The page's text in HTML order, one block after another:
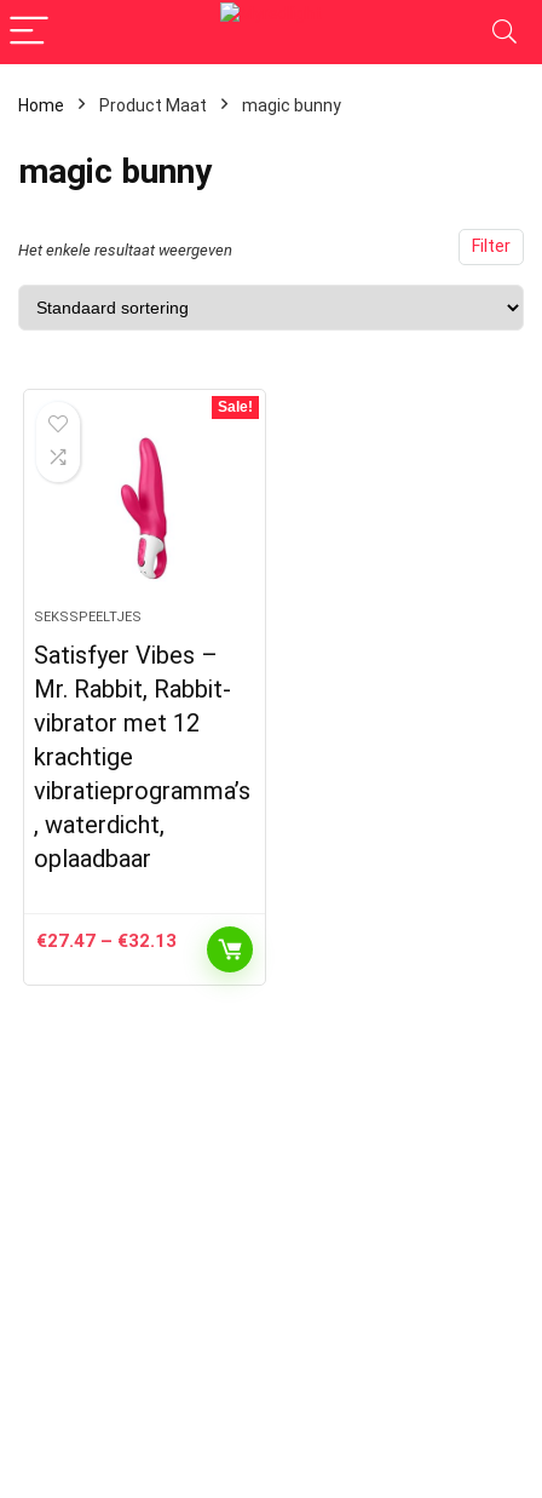
Home Product Maat magic bunny
magic bunny
Filter
Het enkele resultaat weergeven
Sale!
SEKSSPEELTJES
Satisfyer Vibes –
Mr. Rabbit, Rabbit-
vibrator met 12
krachtige
vibratieprogramma’s
, waterdicht,
oplaadbaar
€27.47 – €32.13 Prijsklasse:
€27.47
tot